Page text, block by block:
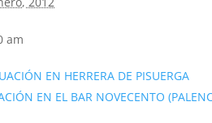
am
EN HERRERA DE PISUERGA
EN EL BAR NOVECENTO